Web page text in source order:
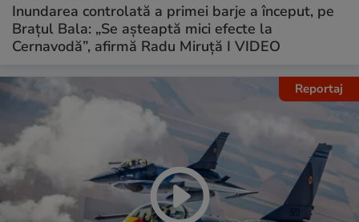
Inundarea controlată a primei barje a început, pe
Brațul Bala: „Se așteaptă mici efecte la
Cernavodă”, afirmă Radu Miruță I VIDEO
Reportaj